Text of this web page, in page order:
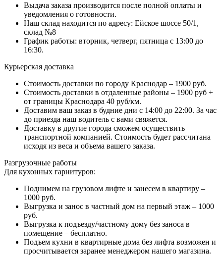
Выдача заказа производится после полной оплаты и
уведомления о готовности.
Наш склад находится по адресу: Ейское шоссе 50/1,
склад №8
График работы: вторник, четверг, пятница с 13:00 до
16:30.
Курьерская доставка
Стоимость доставки по городу Краснодар – 1900 руб.
Стоимость доставки в отдаленные районы – 1900 руб +
от границы Краснодара 40 руб/км.
Доставим ваш заказ в будние дни с 14:00 до 22:00. За час
до приезда наш водитель с вами свяжется.
Доставку в другие города сможем осуществить
транспортной компанией. Стоимость будет рассчитана
исходя из веса и объема вашего заказа.
Разгрузочные работы
Для кухонных гарнитуров:
Поднимем на грузовом лифте и занесем в квартиру –
1000 руб.
Выгрузка и занос в частный дом на первый этаж – 1000
руб.
Выгрузка к подъезду/частному дому без заноса в
помещение – бесплатно.
Подъем кухни в квартирные дома без лифта возможен и
просчитывается заранее менеджером нашего магазина.